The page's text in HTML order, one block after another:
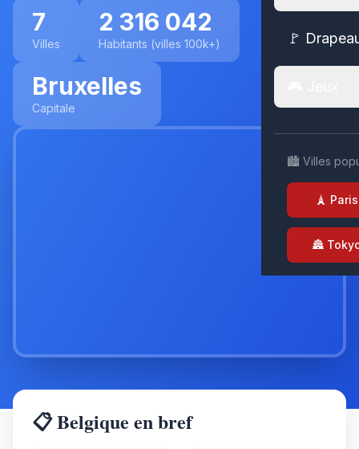
🚩
🏙️ Villes
🗼 Paris
🏯
7
Villes
2 316 042
Habitants (villes 100k+)
Bruxelles
Capitale
📋 Belgique en bref